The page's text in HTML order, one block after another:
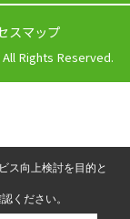
スマップ
Rights Reserved.
ス向上検討を目的と
ください。